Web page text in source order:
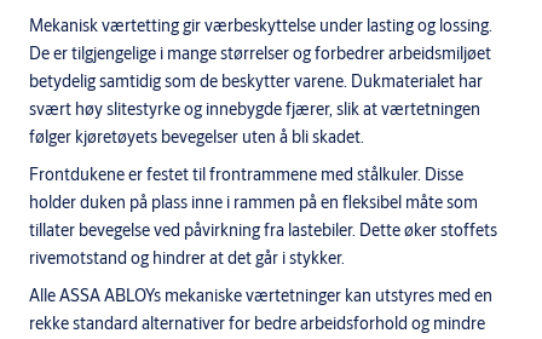
Mekanisk værtetting gir værbeskyttelse under lasting og lossing.
De er tilgjengelige i mange størrelser og forbedrer arbeidsmiljøet
betydelig samtidig som de beskytter varene. Dukmaterialet har
svært høy slitestyrke og innebygde fjærer, slik at værtetningen
følger kjøretøyets bevegelser uten å bli skadet.
Frontdukene er festet til frontrammene med stålkuler. Disse
holder duken på plass inne i rammen på en fleksibel måte som
tillater bevegelse ved påvirkning fra lastebiler. Dette øker stoffets
rivemotstand og hindrer at det går i stykker.
Alle ASSA ABLOYs mekaniske værtetninger kan utstyres med en
rekke standard alternativer for bedre arbeidsforhold og mindre